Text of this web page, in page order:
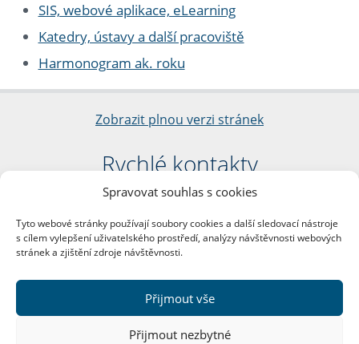
Spravovat souhlas s cookies
Tyto webové stránky používají soubory cookies a další sledovací nástroje
s cílem vylepšení uživatelského prostředí, analýzy návštěvnosti webových
stránek a zjištění zdroje návštěvnosti.
Přijmout vše
Přijmout nezbytné
SIS, webové aplikace, eLearning
Katedry, ústavy a další pracoviště
Harmonogram ak. roku
Zobrazit plnou verzi stránek
Rychlé kontakty
Filozofická fakulta
nám. Jana Palacha 1/2
116 38 Praha 1
DIČ: CZ00216208
Další kontakty